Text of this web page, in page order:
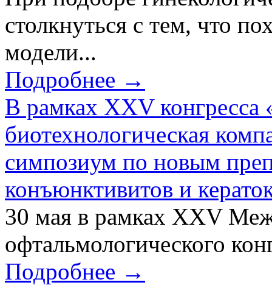
столкнуться с тем, что
модели...
Подробнее →
В рамках XXV конгресса
биотехнологическая
симпозиум по новым
конъюнктивитов и
30 мая в рамках XXV
офтальмологического
Подробнее →